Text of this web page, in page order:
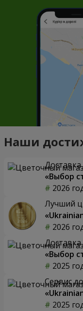
Наши
«Выбор
2026
Лучший
2026
«Выбор
2025
Сервис
2025